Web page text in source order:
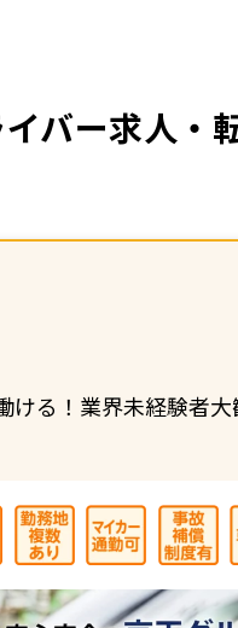
バー求人・
る！業界未経験者